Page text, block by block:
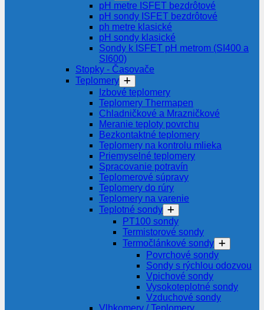
pH metre ISFET bezdrôtové
pH sondy ISFET bezdrôtové
ph metre klasické
pH sondy klasické
Sondy k ISFET pH metrom (SI400 a
SI600)
Stopky - Časovače
Teplomery
Izbové teplomery
Teplomery Thermapen
Chladničkové a Mrazničkové
Meranie teploty povrchu
Bezkontaktné teplomery
Teplomery na kontrolu mlieka
Priemyselné teplomery
Spracovanie potravín
Teplomerové súpravy
Teplomery do rúry
Teplomery na varenie
Teplotné sondy
PT100 sondy
Termistorové sondy
Termočlánkové sondy
Povrchové sondy
Sondy s rýchlou odozvou
Vpichové sondy
Vysokoteplotné sondy
Vzduchové sondy
Vlhkomery / Teplomery